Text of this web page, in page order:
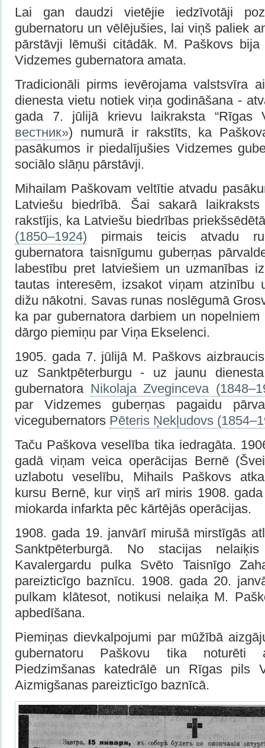
Lai gan daudzi vietējie iedzīvotāji
gubernatoru un vēlējušies, lai viņš paliek
pārstāvji lēmuši citādāk. M. Paškovs
Vidzemes gubernatora amata.
Tradicionāli pirms ievērojama valstsvīra
dienesta vietu notiek viņa godināšana -
gada 7. jūlijā krievu laikraksta “Rīgas
вестник») numurā ir rakstīts, ka
pasākumos ir piedalījušies Vidzemes
sociālo slāņu pārstāvji.
Mihailam Paškovam veltītie atvadu
Latviešu biedrībā. Šai sakarā laikraksts
rakstījis, ka Latviešu biedrības
(1850–1924) pirmais teicis atvadu
gubernatora taisnīgumu guberņas
labestību pret latviešiem un uzmanības
tautas interesēm, izsakot viņam atzinību
dižu nākotni. Savas runas noslēgumā
ka par gubernatora darbiem un
dārgo piemiņu par Viņa Ekselenci.
1905. gada 7. jūlijā M. Paškovs
uz Sanktpēterburgu - uz jaunu
gubernatora Nikolaja Zveginceva
par Vidzemes guberņas pagaidu
vicegubernators Pēteris Ņekļudovs
Taču Paškova veselība tika iedragāta.
gadā viņam veica operācijas Bernē
uzlabotu veselību, Mihails Paškovs
kursu Bernē, kur viņš arī miris 1908.
miokarda infarkta pēc kārtējās operācijas.
1908. gada 19. janvārī mirušā mirstīgās
Sanktpēterburgā. No stacijas
Kavalergardu pulka Svēto Taisnīgo
pareizticīgo baznīcu. 1908. gada 20.
pulkam klātesot, notikusi nelaiķa M.
apbedīšana.
Piemiņas dievkalpojumi par mūžībā
gubernatoru Paškovu tika
Piedzimšanas katedrālē un Rīgas pils
Aizmigšanas pareizticīgo baznīcā.